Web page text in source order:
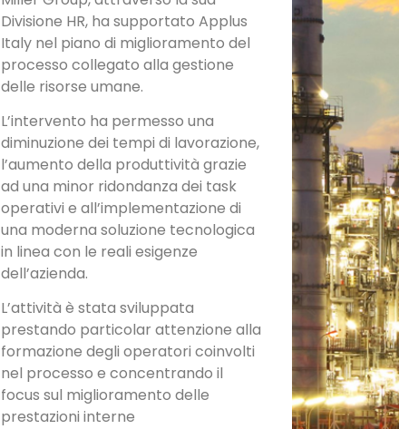
Divisione HR, ha supportato Applus
Italy nel piano di miglioramento del
processo collegato alla gestione
delle risorse umane.
L’intervento ha permesso una
diminuzione dei tempi di lavorazione,
l’aumento della produttività grazie
ad una minor ridondanza dei task
operativi e all’implementazione di
una moderna soluzione tecnologica
in linea con le reali esigenze
dell’azienda.
L’attività è stata sviluppata
prestando particolar attenzione alla
formazione degli operatori coinvolti
nel processo e concentrando il
focus sul miglioramento delle
prestazioni interne